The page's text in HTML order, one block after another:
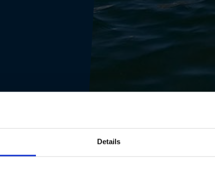
Details